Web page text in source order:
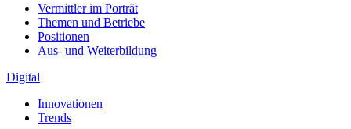
Vermittler im Porträt
Themen und Betriebe
Positionen
Aus- und Weiterbildung
Digital
Innovationen
Trends